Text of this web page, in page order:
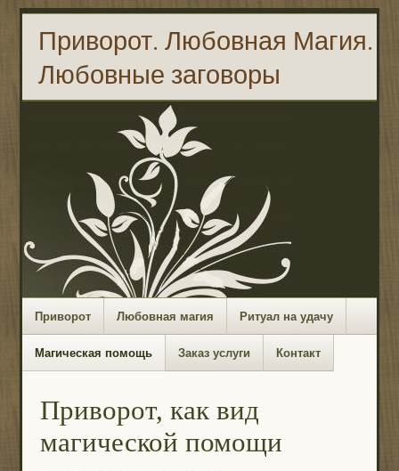
Приворот. Любовная Магия.
Любовные заговоры
Приворот Любовная магия Ритуал на удачу
Магическая помощь Заказ услуги Контакт
Приворот, как вид
магической помощи